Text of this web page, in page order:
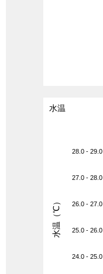
水温
28.0 - 29.0
27.0 - 28.0
26.0 - 27.0
25.0 - 26.0
24.0 - 25.0
水温（℃）